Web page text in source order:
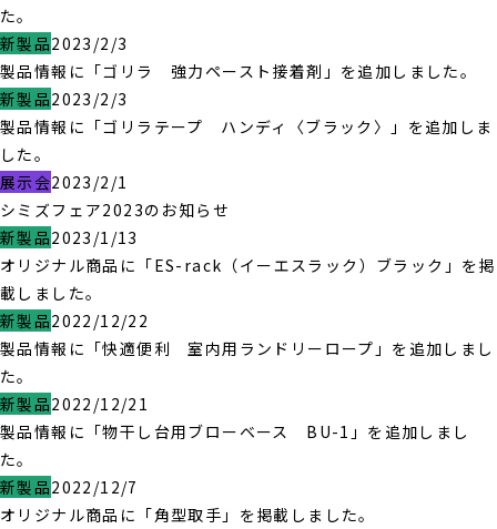
た。
新製品2023/2/3
製品情報に「ゴリラ 強力ペースト接着剤」を追加しました。
新製品2023/2/3
製品情報に「ゴリラテープ ハンディ〈ブラック〉」を追加しま
した。
展示会2023/2/1
シミズフェア2023のお知らせ
新製品2023/1/13
オリジナル商品に「ES-rack（イーエスラック）ブラック」を掲
載しました。
新製品2022/12/22
製品情報に「快適便利 室内用ランドリーロープ」を追加しまし
た。
新製品2022/12/21
製品情報に「物干し台用ブローベース BU-1」を追加しまし
た。
新製品2022/12/7
オリジナル商品に「角型取手」を掲載しました。